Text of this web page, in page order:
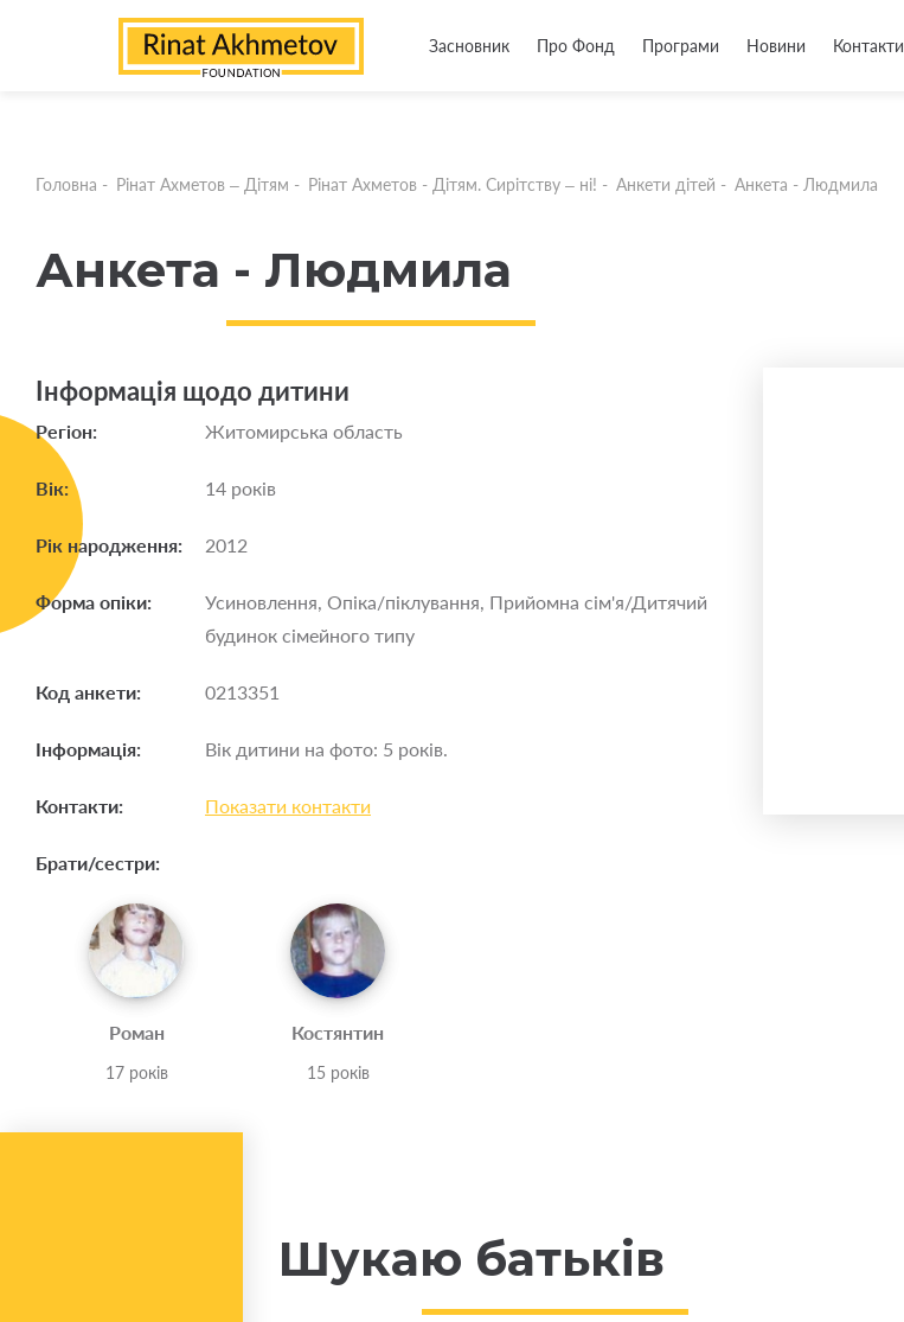
Засновник Про Фонд Програми Новини Контакти
Головна - Рінат Ахметов – Дітям - Рінат Ахметов - Дітям. Сирітству – ні! - Анкети дітей - Анкета - Людмила
Анкета - Людмила
Інформація щодо дитини
Регіон: Житомирська область
Вік: 14 років
Рік народження: 2012
Форма опіки:
Усиновлення, Опіка/піклування, Прийомна сім'я/Дитячий
будинок сімейного типу
Код анкети: 0213351
Інформація: Вік дитини на фото: 5 років.
Контакти: Показати контакти
Брати/сестри:
Роман
17 років
Костянтин
15 років
Шукаю батьків